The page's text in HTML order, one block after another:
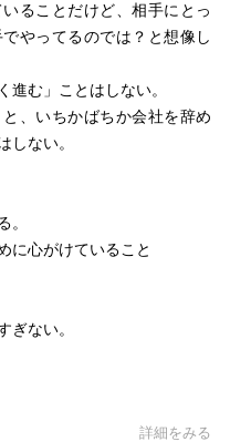
ることだけど、相手にとっ
やってるのでは？と想像し
進む」ことはしない。
、いちかばちか会社を辞め
しない。
。
に心がけていること
ぎない。
詳細をみる